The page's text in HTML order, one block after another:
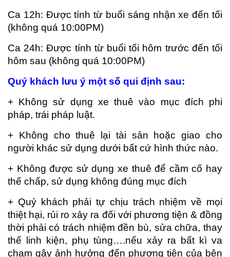
Ca 12h: Được tính từ buổi sáng nhận xe đến tối
(không quá 10:00PM)
Ca 24h: Được tính từ buổi tối hôm trước đến tối
hôm sau (không quá 10:00PM)
Quý khách lưu ý một số qui định sau:
+ Không sử dụng xe thuê vào mục đích phi
pháp, trái pháp luật.
+ Không cho thuê lại tài sản hoặc giao cho
người khác sử dụng dưới bất cứ hình thức nào.
+ Không được sử dụng xe thuê để cầm cố hay
thế chấp, sử dụng không đúng mục đích
+ Quý khách phải tự chịu trách nhiệm về mọi
thiệt hại, rủi ro xảy ra đối với phương tiện & đồng
thời phải có trách nhiệm đền bù, sửa chữa, thay
thế linh kiện, phụ tùng….nếu xảy ra bất kì va
chạm gây ảnh hưởng đến phương tiện của bên